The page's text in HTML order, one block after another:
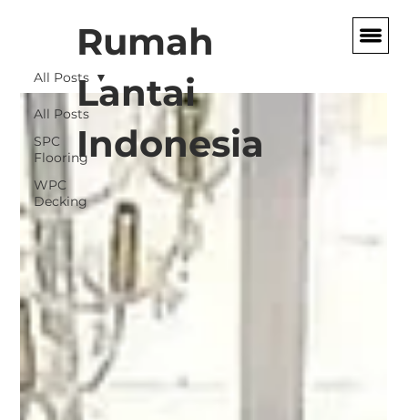
Rumah
Lantai
Indonesia
All Posts
SPC
Flooring
WPC
Decking
All Posts